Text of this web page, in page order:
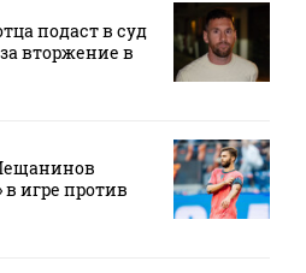
подаст в суд
вторжение в
в игре против